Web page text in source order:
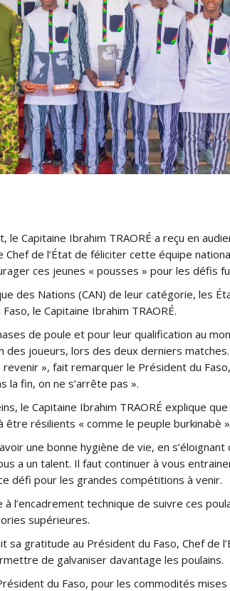
Capitaine Ibrahim TRAORÉ a reçu en
Chef de l’État de féliciter cette équipe
ces jeunes « pousses » pour les défis
des Nations (CAN) de leur catégorie, les
le Capitaine Ibrahim TRAORÉ.
de poule et pour leur qualification au
joueurs, lors des deux derniers
», fait remarquer le Président du
la fin, on ne s’arrête pas ».
le Capitaine Ibrahim TRAORÉ explique que
résilients « comme le peuple burkinabè
une bonne hygiène de vie, en s’éloignant
a un talent. Il faut continuer à vous
défi pour les grandes compétitions à venir.
l’encadrement technique de suivre ces
supérieures.
sa gratitude au Président du Faso, Chef de
de galvaniser davantage les poulains.
du Faso, pour les commodités mises